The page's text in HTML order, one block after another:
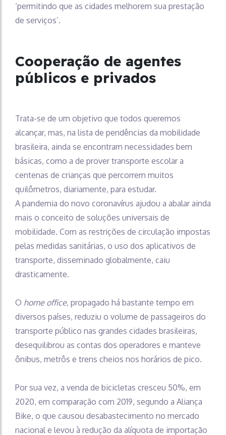
‘permitindo que as cidades melhorem sua prestação
de serviços’.
Cooperação de agentes
públicos e privados
Trata-se de um objetivo que todos queremos
alcançar, mas, na lista de pendências da mobilidade
brasileira, ainda se encontram necessidades bem
básicas, como a de prover transporte escolar a
centenas de crianças que percorrem muitos
quilômetros, diariamente, para estudar.
A pandemia do novo coronavírus ajudou a abalar ainda
mais o conceito de soluções universais de
mobilidade. Com as restrições de circulação impostas
pelas medidas sanitárias, o uso dos aplicativos de
transporte, disseminado globalmente, caiu
drasticamente.
O home office, propagado há bastante tempo em
diversos países, reduziu o volume de passageiros do
transporte público nas grandes cidades brasileiras,
desequilibrou as contas dos operadores e manteve
ônibus, metrôs e trens cheios nos horários de pico.
Por sua vez, a venda de bicicletas cresceu 50%, em
2020, em comparação com 2019, segundo a Aliança
Bike, o que causou desabastecimento no mercado
nacional e levou à redução da alíquota de importação